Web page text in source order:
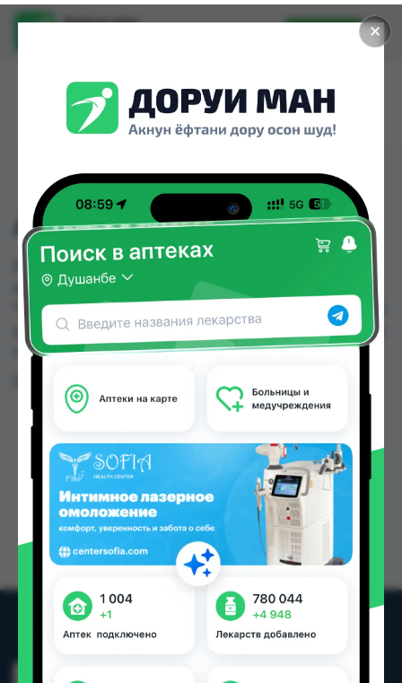
✕
Доруи ман
Установить
АМЛОЗИПИН ТАБ №10
АМЛОЗИПИН ТАБ №10 можно купить или
заказать в аптеках, Авиценна, Дорухонаи
"Гулчехр", Мадад фарм134 , ЧДММ Унофарма по
цене от 2.50 TJS до 38.81 TJS в Душанбе и других
городах Таджикистана
Цена: от2.50 TJS